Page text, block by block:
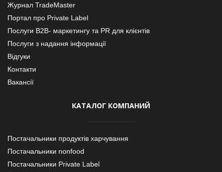
Журнал TradeMaster
Портал про Private Label
Послуги В2В- маркетингу та PR для клієнтів
Послуги з надання інформації
Відгуки
Контакти
Вакансії
КАТАЛОГ КОМПАНИЙ
Постачальники продуктів харчування
Постачальники nonfood
Постачальники Private Label